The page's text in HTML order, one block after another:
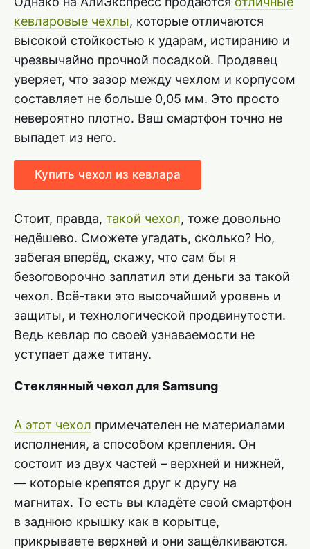
кевларовые чехлы, которые отличаются
высокой стойкостью к ударам, истиранию и
чрезвычайно прочной посадкой. Продавец
уверяет, что зазор между чехлом и корпусом
составляет не больше 0,05 мм. Это просто
невероятно плотно. Ваш смартфон точно не
выпадет из него.
Купить чехол из кевлара
Стоит, правда, такой чехол, тоже довольно
недёшево. Сможете угадать, сколько? Но,
забегая вперёд, скажу, что сам бы я
безоговорочно заплатил эти деньги за такой
чехол. Всё-таки это высочайший уровень и
защиты, и технологической продвинутости.
Ведь кевлар по своей узнаваемости не
уступает даже титану.
Стеклянный чехол для Samsung
А этот чехол примечателен не материалами
исполнения, а способом крепления. Он
состоит из двух частей – верхней и нижней,
— которые крепятся друг к другу на
магнитах. То есть вы кладёте свой смартфон
в заднюю крышку как в корытце,
прикрываете верхней и они защёлкиваются.